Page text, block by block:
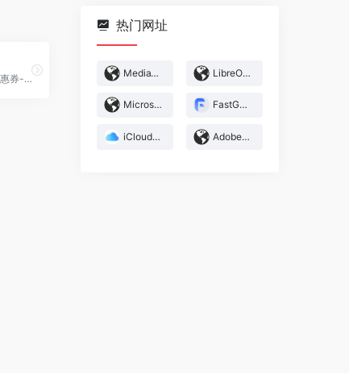
京东内部优惠券-打造京东优惠捡漏新生态
热门网址
MediaWiki LibreOffice
Microsoft Excel FastGPT
iCloud 邮件 Adobe Firefly